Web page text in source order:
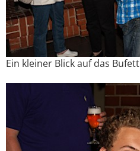
Ein kleiner Blick auf das Bufett